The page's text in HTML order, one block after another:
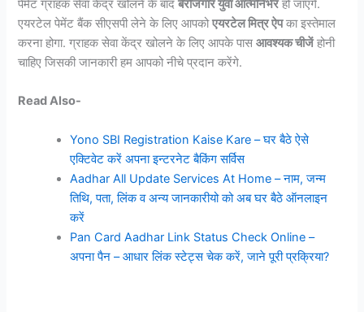
पेमेंट ग्राहक सेवा केंद्र खोलने के बादबेरोजगार युवा आत्मनिर्भरहो जाएंगे.
एयरटेल पेमेंट बैंक सीएसपी लेने के लिए आपकोएयरटेल मित्र ऐपका इस्तेमाल
करना होगा. ग्राहक सेवा केंद्र खोलने के लिए आपके पासआवश्यक चीजेंहोनी
चाहिए जिसकी जानकारी हम आपको नीचे प्रदान करेंगे.
Read Also-
Yono SBI Registration Kaise Kare – घर बैठे ऐसे
एक्टिवेट करें अपना इन्टरनेट बैकिंग सर्विस
Aadhar All Update Services At Home – नाम, जन्म
तिथि, पता, लिंक व अन्य जानकारीयो को अब घर बैठे ऑनलाइन
करें
Pan Card Aadhar Link Status Check Online –
अपना पैन – आधार लिंक स्टेट्स चेक करें, जाने पूरी प्रक्रिया?